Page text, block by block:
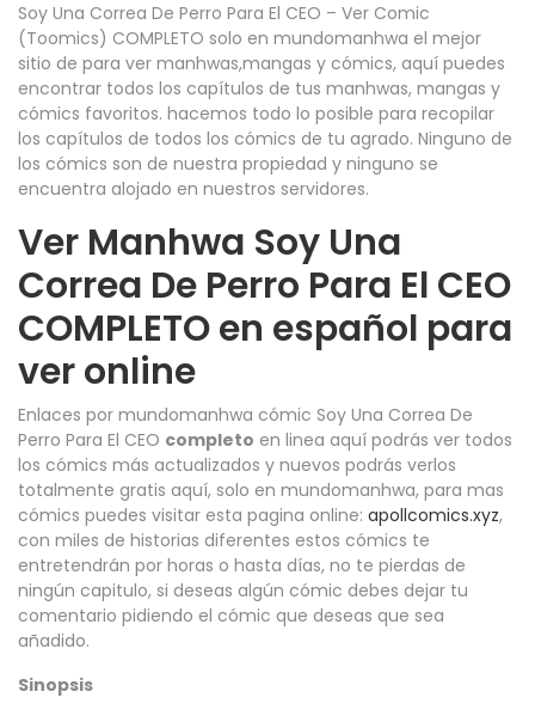
Soy Una Correa De Perro Para El CEO – Ver Comic
(Toomics) COMPLETO solo en mundomanhwa el mejor
sitio de para ver manhwas,mangas y cómics, aquí puedes
encontrar todos los capítulos de tus manhwas, mangas y
cómics favoritos. hacemos todo lo posible para recopilar
los capítulos de todos los cómics de tu agrado. Ninguno de
los cómics son de nuestra propiedad y ninguno se
encuentra alojado en nuestros servidores.
Ver Manhwa Soy Una
Correa De Perro Para El CEO
COMPLETO en español para
ver online
Enlaces por mundomanhwa cómic Soy Una Correa De
Perro Para El CEO completo en linea aquí podrás ver todos
los cómics más actualizados y nuevos podrás verlos
totalmente gratis aquí, solo en mundomanhwa, para mas
cómics puedes visitar esta pagina online: apollcomics.xyz,
con miles de historias diferentes estos cómics te
entretendrán por horas o hasta días, no te pierdas de
ningún capitulo, si deseas algún cómic debes dejar tu
comentario pidiendo el cómic que deseas que sea
añadido.
Sinopsis